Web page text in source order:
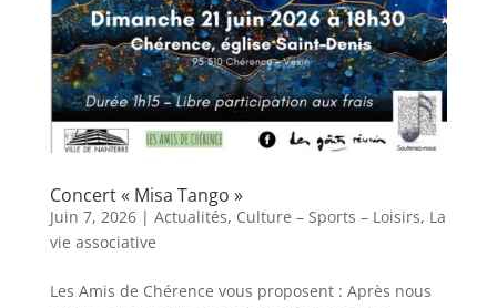
Concert « Misa Tango »
Juin 7, 2026| Actualités, Culture – Sports – Loisirs, La
vie associative
Les Amis de Chérence vous proposent : Après nous